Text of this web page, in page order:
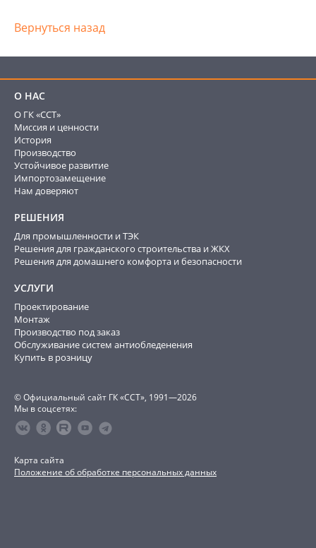
Вернуться назад
О НАС
О ГК «ССТ»
Миссия и ценности
История
Производство
Устойчивое развитие
Импортозамещение
Нам доверяют
РЕШЕНИЯ
Для промышленности и ТЭК
Решения для гражданского строительства и ЖКХ
Решения для домашнего комфорта и безопасности
УСЛУГИ
Проектирование
Монтаж
Производство под заказ
Обслуживание систем антиобледенения
Купить в розницу
© Официальный сайт ГК «ССТ», 1991—2026
Мы в соцсетях:
Карта сайта
Положение об обработке персональных данных